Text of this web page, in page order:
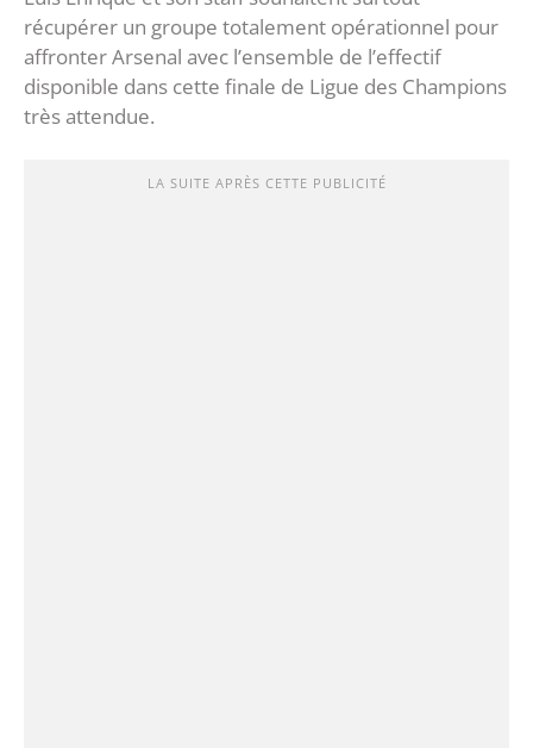
récupérer un groupe totalement opérationnel pour
affronter Arsenal avec l’ensemble de l’effectif
disponible dans cette finale de Ligue des Champions
très attendue.
LA SUITE APRÈS CETTE PUBLICITÉ